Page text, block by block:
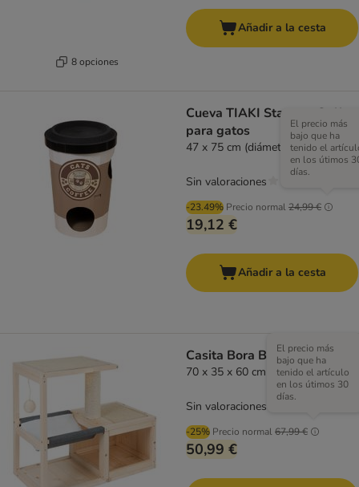
8 opciones
Añadir a la cesta
Cueva TIAKI Starcats Coffee
para gatos
47 x 75 cm (diámetro x Al)
-23.49% Precio normal24,99 €
El precio más
bajo que ha
tenido el
en los útimos
días.
19,12 €
Sin valoraciones
Añadir a la cesta
Casita Bora Bora para gatos
70 x 35 x 60 cm (L x An x Al)
-25% Precio normal67,99 €
El precio más
bajo que ha
tenido el artículo
en los útimos 30
días.
50,99 €
Sin valoraciones